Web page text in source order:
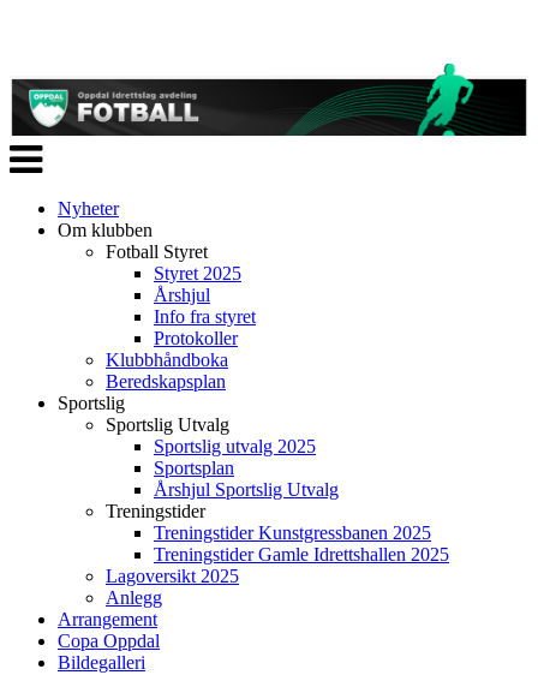
Veksle
navigasjon
Nyheter
Om klubben
Fotball Styret
Styret 2025
Årshjul
Info fra styret
Protokoller
Klubbhåndboka
Beredskapsplan
Sportslig
Sportslig Utvalg
Sportslig utvalg 2025
Sportsplan
Årshjul Sportslig Utvalg
Treningstider
Treningstider Kunstgressbanen 2025
Treningstider Gamle Idrettshallen 2025
Lagoversikt 2025
Anlegg
Arrangement
Copa Oppdal
Bildegalleri